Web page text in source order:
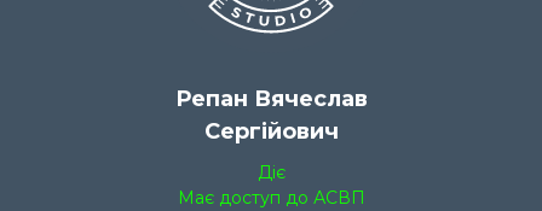
Репан Вячеслав
Сергійович
Діє
Має доступ до АСВП